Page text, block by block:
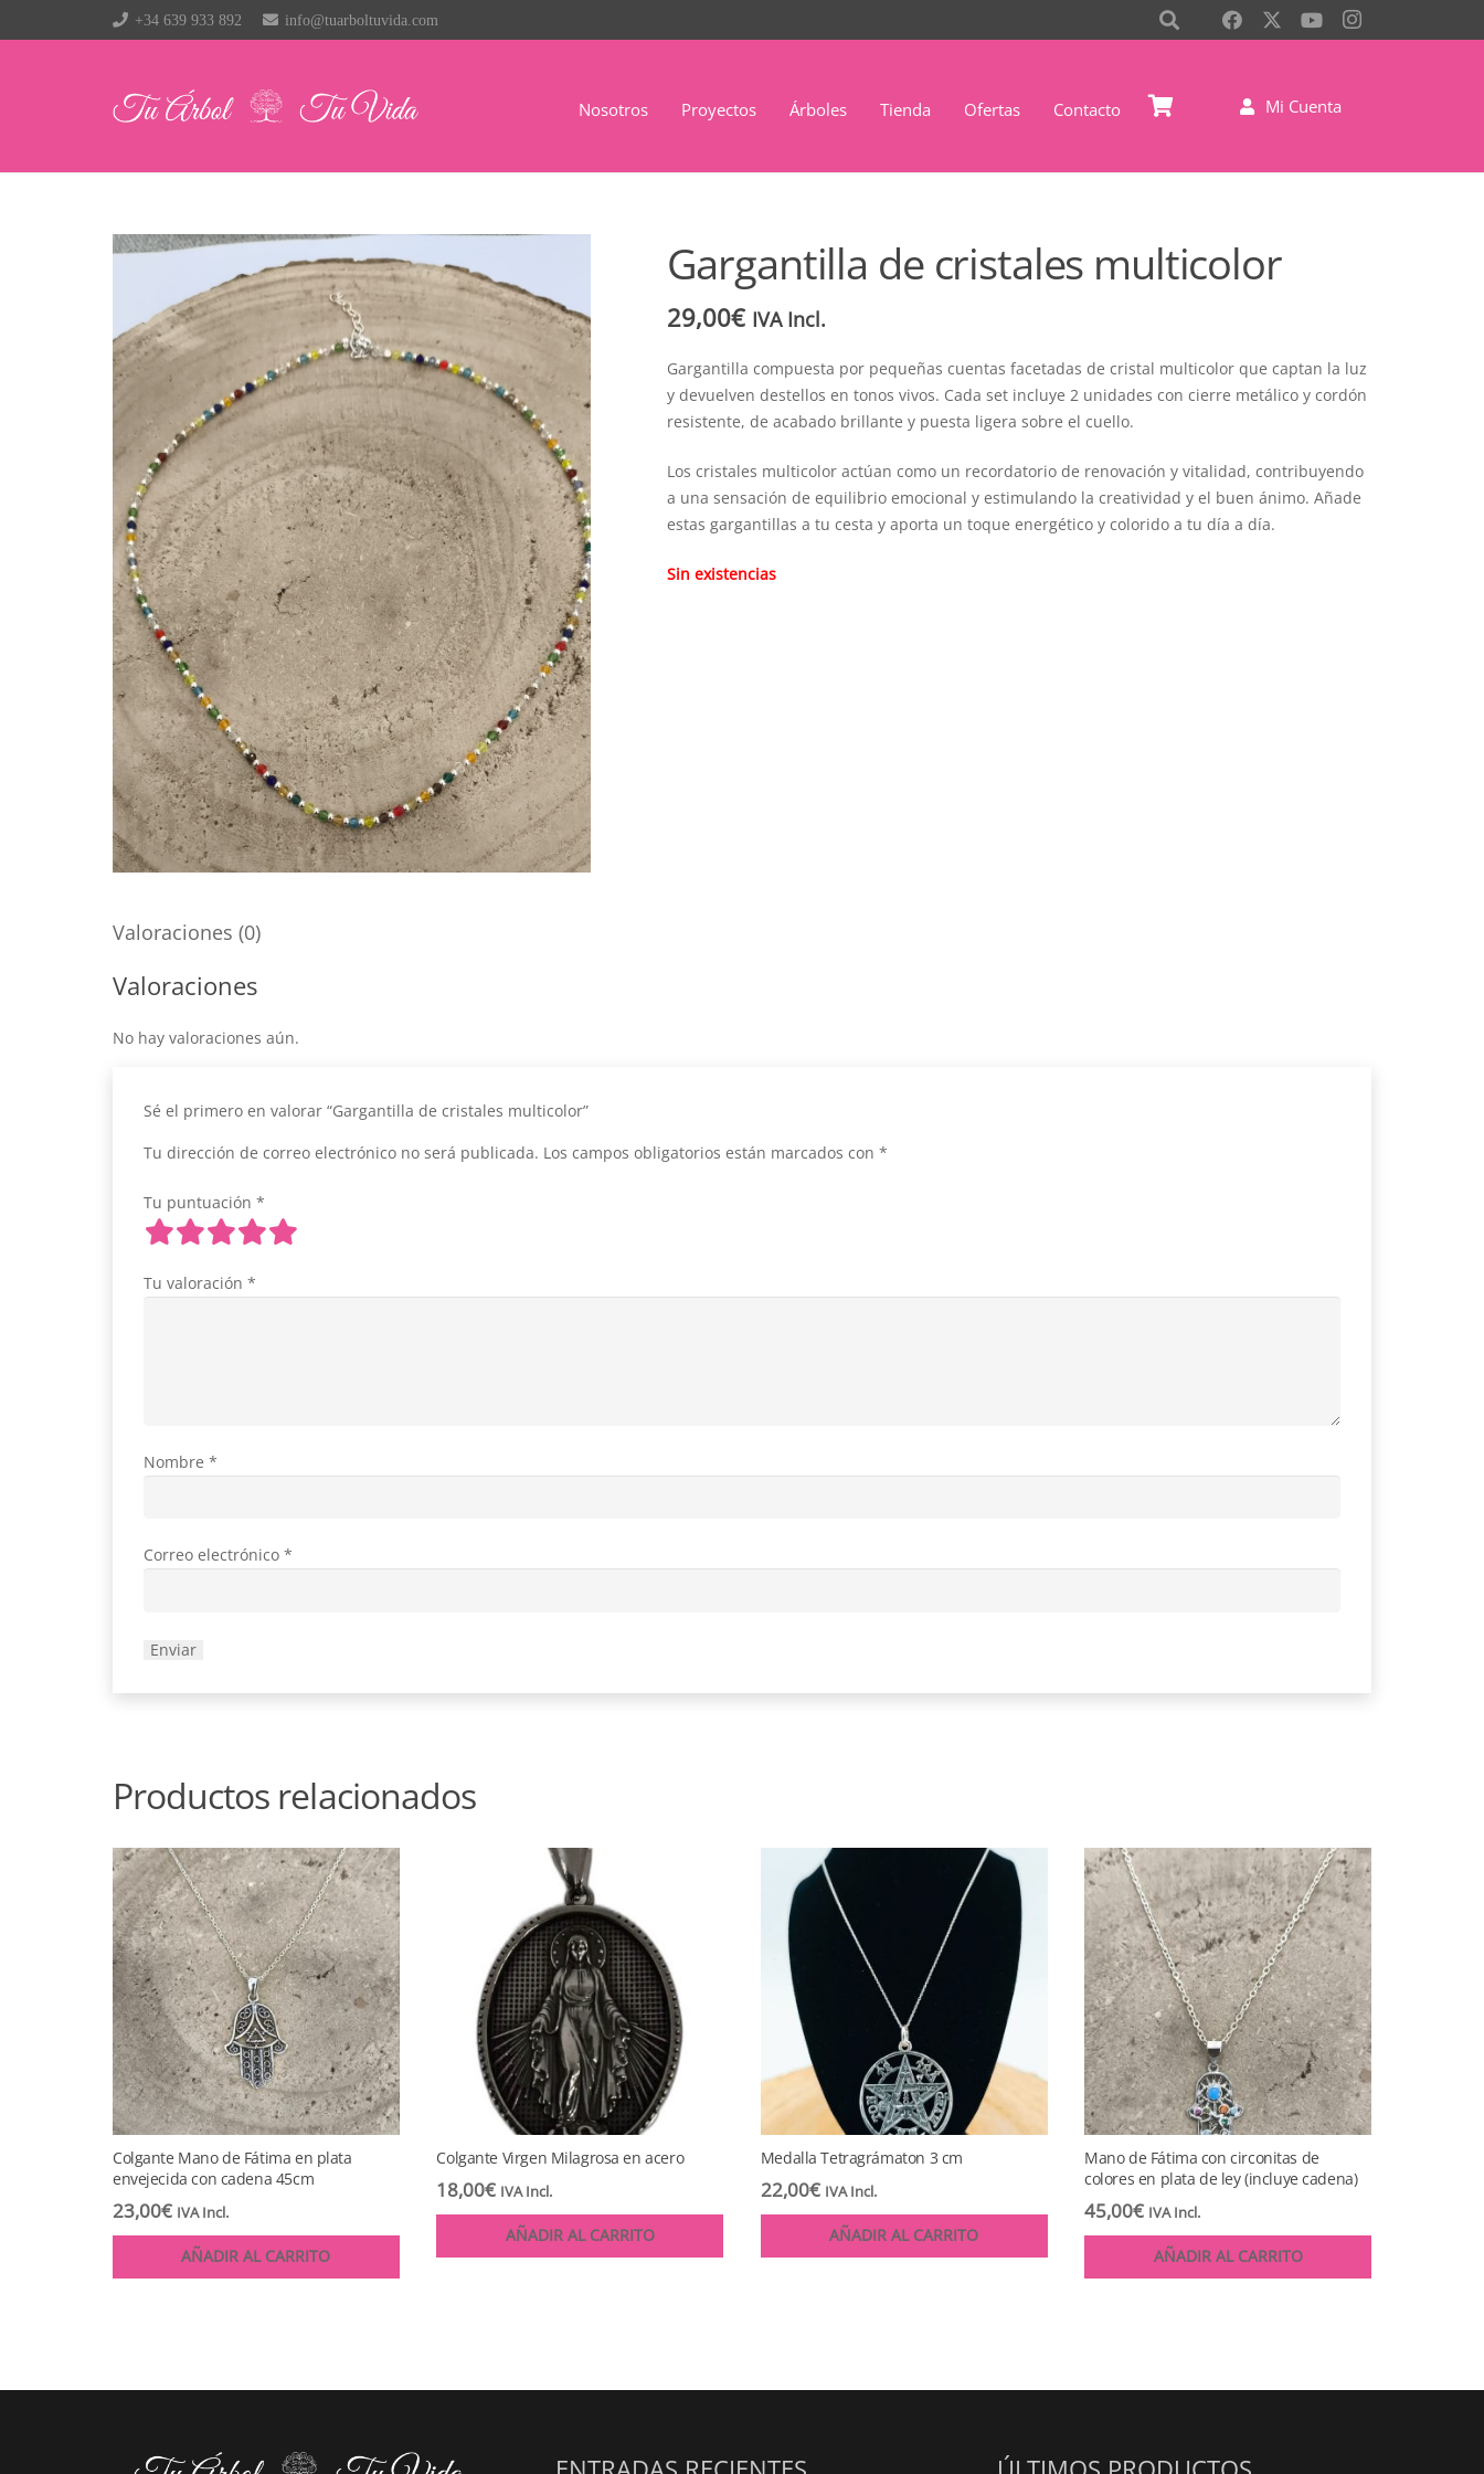
+34 639 933 892 info@tuarboltuvida.com
Nosotros Proyectos Árboles Tienda Ofertas Contacto Mi Cuenta
Gargantilla de cristales multicolor
29,00€ IVA Incl.
Gargantilla compuesta por pequeñas cuentas facetadas de cristal multicolor que captan la luz
y devuelven destellos en tonos vivos. Cada set incluye 2 unidades con cierre metálico y cordón
resistente, de acabado brillante y puesta ligera sobre el cuello.
Los cristales multicolor actúan como un recordatorio de renovación y vitalidad, contribuyendo
a una sensación de equilibrio emocional y estimulando la creatividad y el buen ánimo. Añade
estas gargantillas a tu cesta y aporta un toque energético y colorido a tu día a día.
Sin existencias
Valoraciones (0)
Valoraciones
No hay valoraciones aún.
Sé el primero en valorar “Gargantilla de cristales multicolor”
Tu dirección de correo electrónico no será publicada. Los campos obligatorios están marcados con *
Tu puntuación *
Tu valoración *
Nombre *
Correo electrónico *
Productos relacionados
Colgante Mano de Fátima en plata
envejecida con cadena 45cm
23,00€ IVA Incl.
AÑADIR AL CARRITO
Colgante Virgen Milagrosa en acero
18,00€ IVA Incl.
AÑADIR AL CARRITO
Medalla Tetragrámaton 3 cm
22,00€ IVA Incl.
AÑADIR AL CARRITO
Mano de Fátima con circonitas de
colores en plata de ley (incluye cadena)
45,00€ IVA Incl.
AÑADIR AL CARRITO